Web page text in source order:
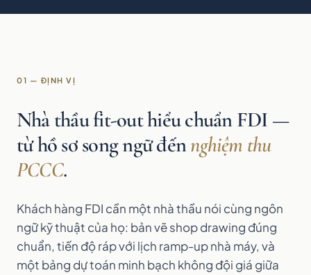
01 — ĐỊNH VỊ
Nhà thầu fit-out hiểu chuẩn FDI —
từ hồ sơ song ngữ đếnnghiệm thu
PCCC.
Khách hàng FDI cần một nhà thầu nói cùng ngôn
ngữ kỹ thuật của họ: bản vẽ shop drawing đúng
chuẩn, tiến độ ráp với lịch ramp-up nhà máy, và
một bảng dự toán minh bạch không đội giá giữa